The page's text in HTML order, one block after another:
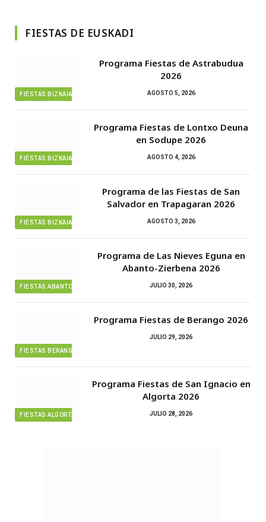
FIESTAS DE EUSKADI
FIESTAS BIZKAIA
Programa Fiestas de Astrabudua
2026
AGOSTO 5, 2026
FIESTAS BIZKAIA
Programa Fiestas de Lontxo Deuna
en Sodupe 2026
AGOSTO 4, 2026
FIESTAS BIZKAIA
Programa de las Fiestas de San
Salvador en Trapagaran 2026
AGOSTO 3, 2026
FIESTAS ABANTO ZIERBENA
Programa de Las Nieves Eguna en
Abanto-Zierbena 2026
JULIO 30, 2026
FIESTAS BERANGO
Programa Fiestas de Berango 2026
JULIO 29, 2026
FIESTAS ALGORTA
Programa Fiestas de San Ignacio en
Algorta 2026
JULIO 28, 2026